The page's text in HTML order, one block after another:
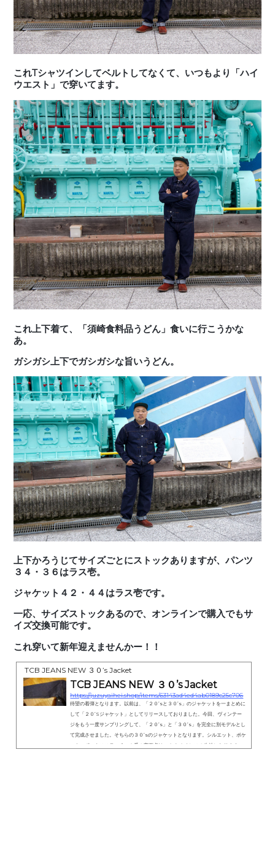
これTシャツインしてベルトしてなくて、いつもより「ハイ
ウエスト」で穿いてます。
これ上下着て、「須崎食料品うどん」食いに行こうかな
あ。
ガシガシ上下でガシガシな旨いうどん。
上下かろうじてサイズごとにストックありますが、パンツ
３４・３６はラス壱。
ジャケット４２・４４はラス壱です。
一応、サイズストックあるので、オンラインで購入でもサ
イズ交換可能です。
これ穿いて新年迎えませんかー！！
TCB JEANS NEW ３０’s Jacket
TCB JEANS NEW ３０’s Jacket
https://juzuyaihei.shop/items/63143ad4ed4ab0189c25c706
待望の着弾となります。以前は、「２０’sと３０’s」のジャケットを一まとめに
して「２０’Sジャケット」としてリリースしておりました。今回、ヴィンテー
ジをもう一度サンプリングして、「２０’s」と「３０’s」を完全に別モデルとし
て完成させました。そちらの３０’sのジャケットとなります。シルエット、ポケ
ット、ボックスステッチ、１番の変更点は、１４.１オンスの生地になります。